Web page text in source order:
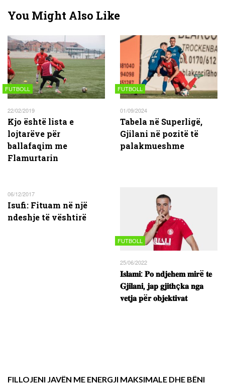
You Might Also Like
FUTBOLL
22/02/2019
Kjo është lista e
lojtarëve për
ballafaqim me
Flamurtarin
FUTBOLL
01/09/2024
Tabela në Superligë,
Gjilani në pozitë të
palakmueshme
06/12/2017
Isufi: Fituam në një
ndeshje të vështirë
FUTBOLL
25/06/2022
𝐈𝐬𝐥𝐚𝐦𝐢: 𝐏𝐨 𝐧𝐝𝐣𝐞𝐡𝐞𝐦 𝐦𝐢𝐫ë 𝐭𝐞
𝐆𝐣𝐢𝐥𝐚𝐧𝐢, 𝐣𝐚𝐩 𝐠𝐣𝐢𝐭𝐡ç𝐤𝐚 𝐧𝐠𝐚
𝐯𝐞𝐭𝐣𝐚 𝐩ë𝐫 𝐨𝐛𝐣𝐞𝐤𝐭𝐢𝐯𝐚𝐭
FILLOJENI JAVËN ME ENERGJI MAKSIMALE DHE BËNI